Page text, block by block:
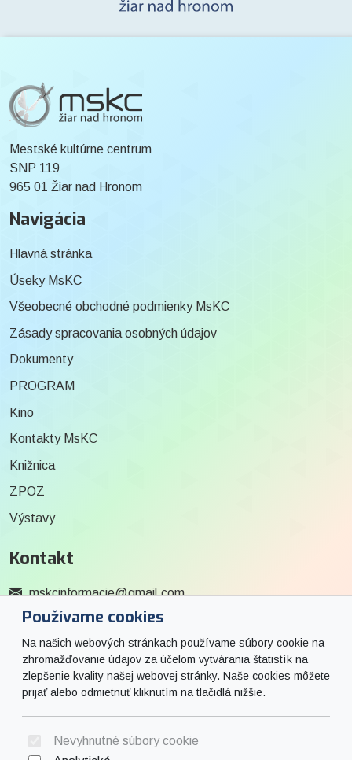
Používame cookies
Na našich webových stránkach používame súbory cookie na
zhromažďovanie údajov za účelom vytvárania štatistík na
zlepšenie kvality našej webovej stránky. Naše cookies môžete
prijať alebo odmietnuť kliknutím na tlačidlá nižšie.
Nevyhnutné súbory cookie
Mestské kultúrne centrum
SNP 119
965 01 Žiar nad Hronom
Navigácia
Hlavná stránka
Úseky MsKC
Všeobecné obchodné podmienky MsKC
Zásady spracovania osobných údajov
Dokumenty
PROGRAM
Kino
Kontakty MsKC
Knižnica
ZPOZ
Výstavy
Kontakt
mskcinformacie@gmail.com
0915 727 244
Social
Facebook